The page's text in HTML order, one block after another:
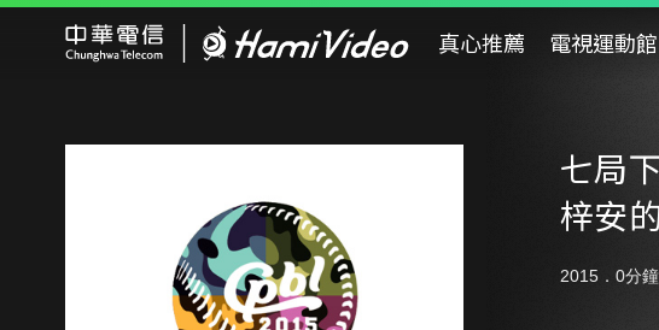
真心推薦 電視運動館
七局
梓安
2015．0分鐘